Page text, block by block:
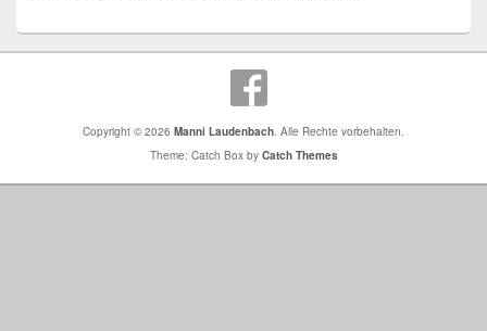
Copyright © 2026 Manni Laudenbach . Alle Rechte vorbehalten.
Theme: Catch Box by Catch Themes